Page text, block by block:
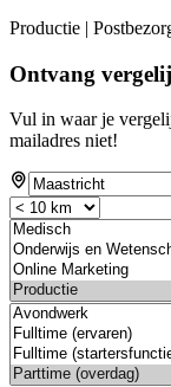
Productie |
Ontvang
Vul in waar je
mailadres niet!